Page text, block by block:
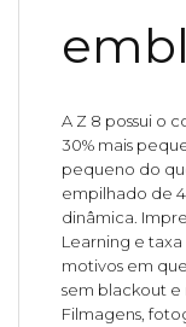
A Z 8 possui o
30% mais
pequeno do
empilhado de
dinâmica.
Learning e
motivos em
sem blackout e
Filmagens,